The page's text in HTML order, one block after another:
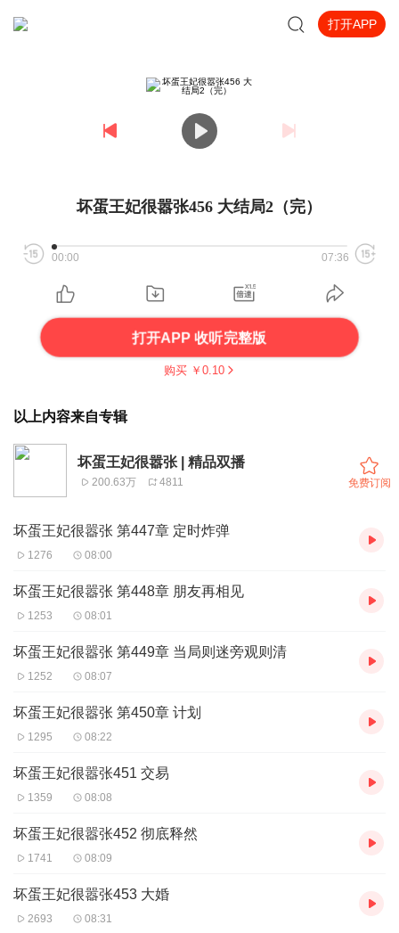
打开APP
坏蛋王妃很嚣张456 大结局2（完）
00:00 07:36
打开APP 收听完整版
购买 ￥ 0.10
以上内容来自专辑
坏蛋王妃很嚣张 | 精品双播
200.63万 4811 免费订阅
坏蛋王妃很嚣张 第447章 定时炸弹
1276 08:00
坏蛋王妃很嚣张 第448章 朋友再相见
1253 08:01
坏蛋王妃很嚣张 第449章 当局则迷旁观则清
1252 08:07
坏蛋王妃很嚣张 第450章 计划
1295 08:22
坏蛋王妃很嚣张451 交易
1359 08:08
坏蛋王妃很嚣张452 彻底释然
1741 08:09
坏蛋王妃很嚣张453 大婚
2693 08:31